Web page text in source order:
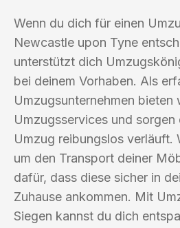
Wenn du dich für einen
Newcastle upon Tyne
unterstützt dich
bei deinem Vorhaben. Als
Umzugsunternehmen bieten
Umzugsservices und sorgen
Umzug reibungslos verläuft.
um den Transport deiner
dafür, dass diese sicher in
Zuhause ankommen. Mit
Siegen kannst du dich